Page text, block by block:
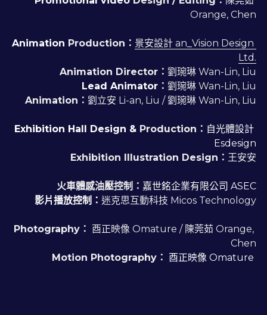
Orange, Chen
Animation Production ： 景安設計 an_Vision Design
Ltd.
Animation Director： 劉琬琳 Wan-Lin, Liu
Lead Animator： 劉琬琳 Wan-Lin, Liu
Animation： 劉立安 Li-an, Liu / 劉琬琳 Wan-Lin, Liu
Exhibition Hall Design & Production： 自光體設計
Esdesign
Exhibition Illustration Design： 王安安
火車體感油壓控制： 嘉世銘企業有限公司 ASEC
影片播放控制： 迷克思互動科技 Micos Technology
Photography： 酉正映像 Omature / 陳莞茹 Orange,
Chen
Motion Photography： 酉正映像 Omature